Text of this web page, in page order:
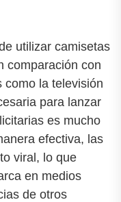
utilizar camisetas
comparación con
como la televisión
para lanzar
es mucho
efectiva, las
viral, lo que
en medios
de otros